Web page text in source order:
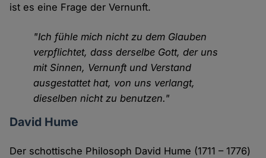
ist es eine Frage der Vernunft.
"Ich fühle mich nicht zu dem Glauben
verpflichtet, dass derselbe Gott, der uns
mit Sinnen, Vernunft und Verstand
ausgestattet hat, von uns verlangt,
dieselben nicht zu benutzen."
David Hume
Der schottische Philosoph David Hume (1711 – 1776)